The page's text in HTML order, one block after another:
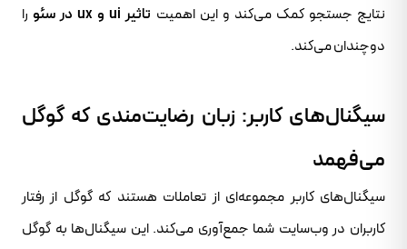
نتایج جستجو کمک می‌کند و این اهمیت تاثیر ui و ux در سئو
را
دوچندان می‌کند.
سیگنال‌های کاربر: زبان رضایت‌مندی که گوگل
می‌فهمد
سیگنال‌های کاربر مجموعه‌ای از تعاملات هستند که گوگل از رفتار
کاربران در وب‌سایت شما جمع‌آوری می‌کند. این سیگنال‌ها به گوگل